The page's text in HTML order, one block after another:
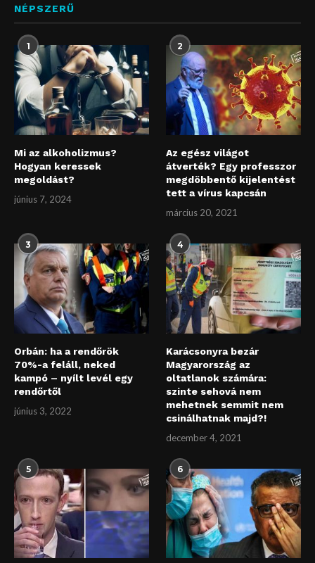
NÉPSZERŰ
1
Mi az alkoholizmus?
Hogyan keressek
megoldást?
június 7, 2024
2
Az egész világot
átverték? Egy professzor
megdöbbentő kijelentést
tett a vírus kapcsán
március 20, 2021
3
Orbán: ha a rendőrök
70%-a feláll, neked
kampó – nyílt levél egy
rendőrtől
június 3, 2022
4
Karácsonyra bezár
Magyarország az
oltatlanok számára:
szinte sehová nem
mehetnek semmit nem
csinálhatnak majd?!
december 4, 2021
5 6